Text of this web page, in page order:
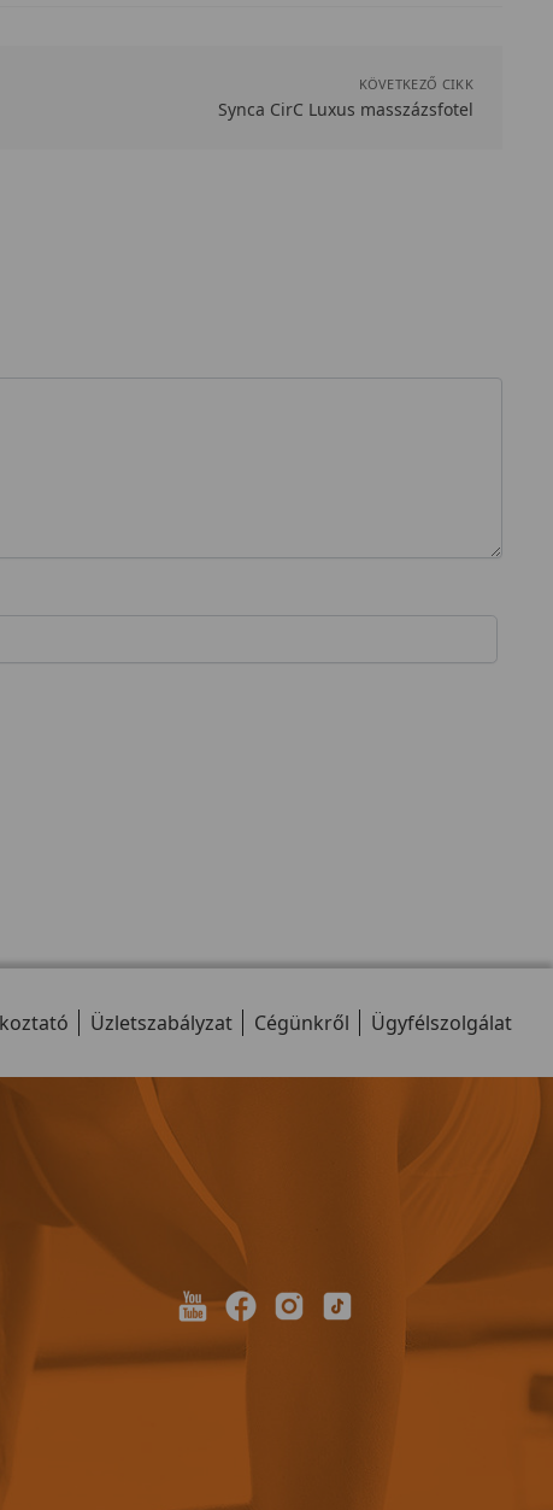
KÖVETKEZŐ CIKK
Synca CirC Luxus masszázsfotel
Üzletszabályzat Cégünkről Ügyfélszolgálat